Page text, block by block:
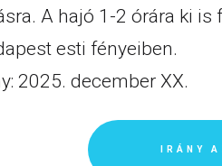
A hajó 1-2 órára ki is
esti fényeiben.
2025. december XX.
IRÁNY